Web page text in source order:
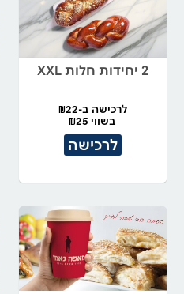
2 יחידות חלות XXL
לרכישה ב-₪22
בשווי ₪25
לרכישה